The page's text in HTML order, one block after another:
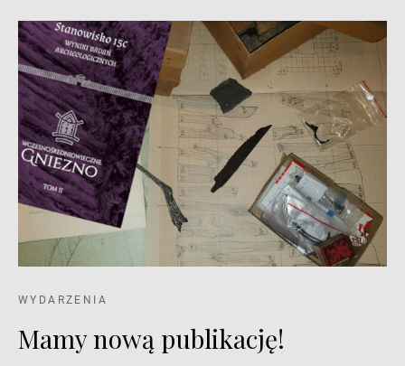
WYDARZENIA
Mamy nową publikację!